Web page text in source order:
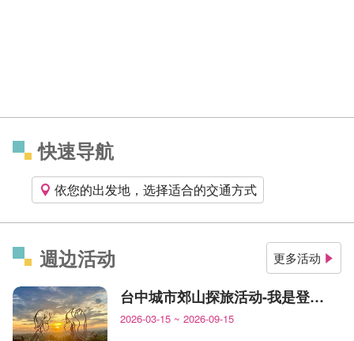
快速导航
依您的出发地，选择适合的交通方式
週边活动 更多活动
台中城市郊山探旅活动-我是登山王
2026-03-15 ~ 2026-09-15